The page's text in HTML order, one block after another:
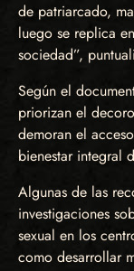
de patriarcado,
luego se replica
sociedad”,
Según el
priorizan el
demoran el
bienestar integral
Algunas de las
investigaciones
sexual en los
como desarrollar